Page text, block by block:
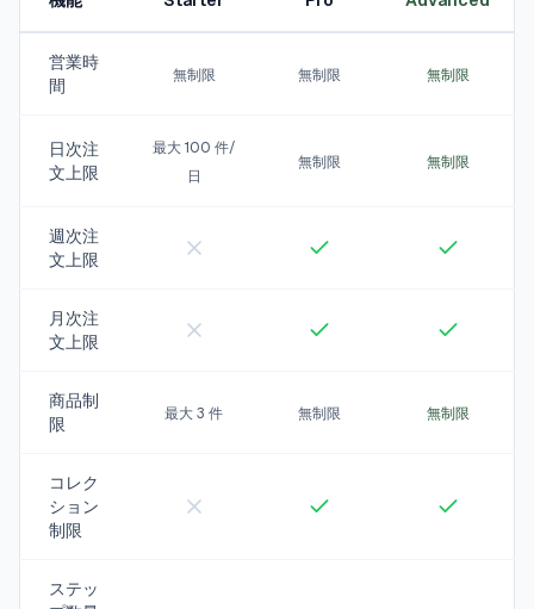
営業時
間
無制限 無制限 無制限
日次注
文上限
最大 100 件/
日
無制限 無制限
週次注
文上限
月次注
文上限
商品制
限
最大 3 件 無制限 無制限
コレク
ション
制限
ステッ